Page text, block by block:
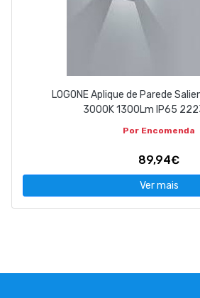
LOGONE Aplique de Parede
3000K 1300Lm IP65
Por Encomenda
89,94€
Ver mais